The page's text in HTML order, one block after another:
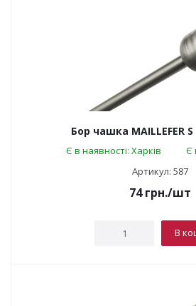
Бор чашка MAILLEFER
Є в наявності: Харків
Є
Артикул: 587
74грн./шт
В